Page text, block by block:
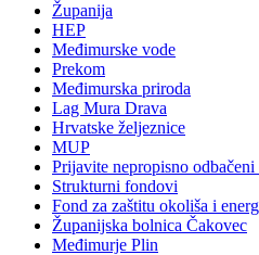
Županija
HEP
Međimurske vode
Prekom
Međimurska priroda
Lag Mura Drava
Hrvatske željeznice
MUP
Prijavite nepropisno odbačeni
Strukturni fondovi
Fond za zaštitu okoliša i
Županijska bolnica Čakovec
Međimurje Plin